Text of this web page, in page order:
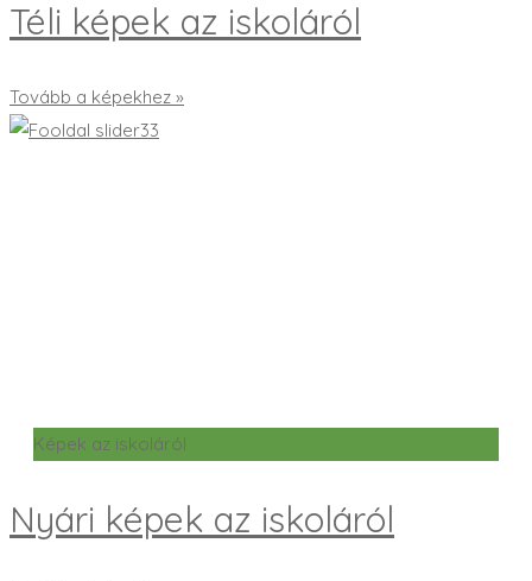
Téli képek az iskoláról
Tovább a képekhez »
Képek az iskoláról
Nyári képek az iskoláról